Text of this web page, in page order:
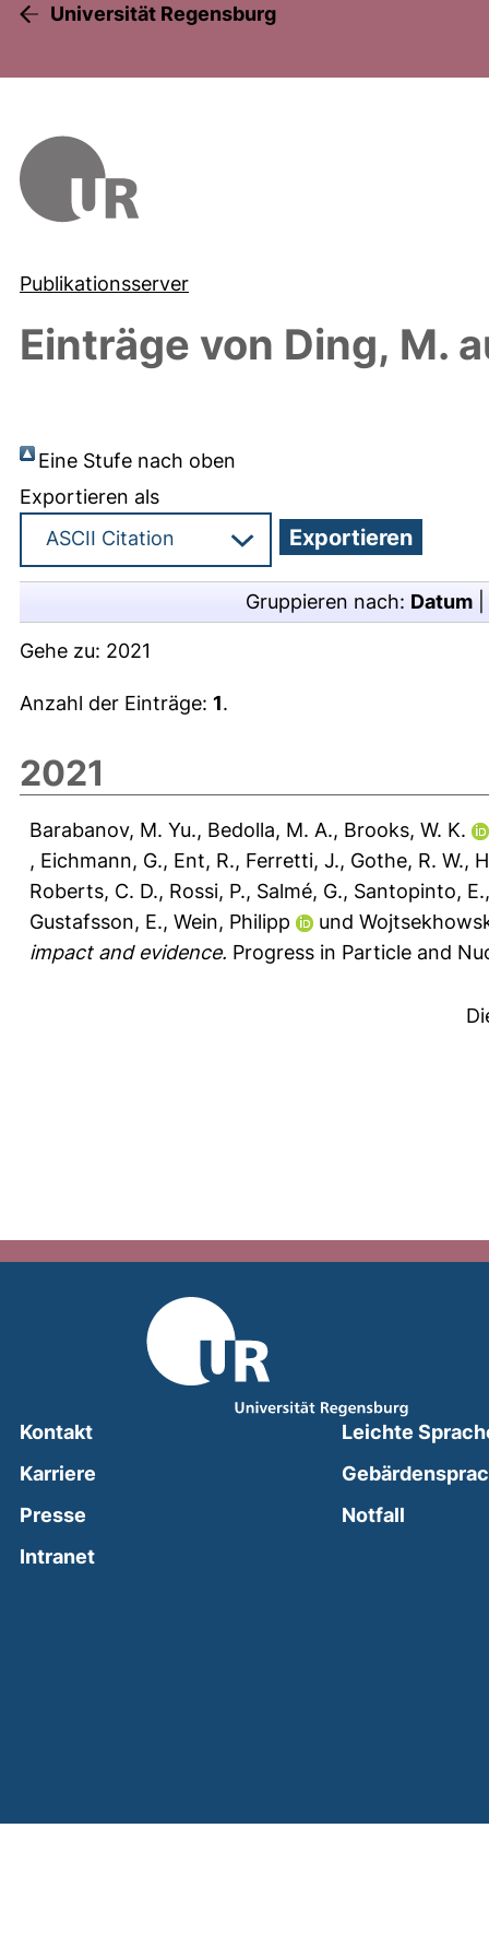
Universität Regensburg
Publikationsserver
Einträge von Ding, M.
Eine Stufe nach oben
Exportieren als
Gruppieren nach: Datum
Gehe zu: 2021
Anzahl der Einträge: 1.
2021
Barabanov, M. Yu., Bedolla, M. A., Brooks, W. K.
, Eichmann, G., Ent, R., Ferretti, J., Gothe, R. W.,
Roberts, C. D., Rossi, P., Salmé, G., Santopinto, E.
Gustafsson, E., Wein, Philipp und
impact and evidence. Progress in Particle and
Kontakt
Karriere
Presse
Intranet(external link, opens in a new window)
Leichte
Notfall